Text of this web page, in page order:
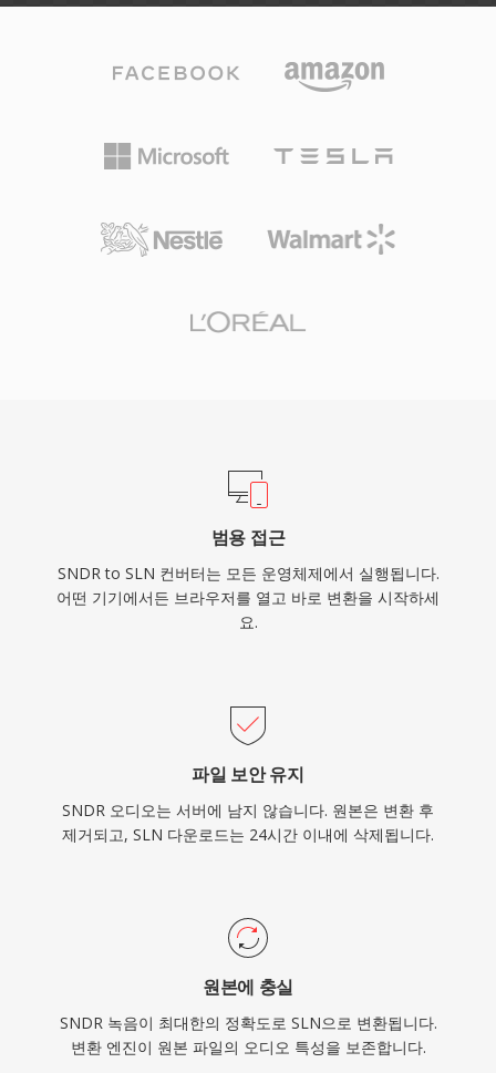
범용 접근
SNDR to SLN 컨버터는 모든 운영체제에서 실행됩니다.
어떤 기기에서든 브라우저를 열고 바로 변환을 시작하세
요.
파일 보안 유지
SNDR 오디오는 서버에 남지 않습니다. 원본은 변환 후
제거되고, SLN 다운로드는 24시간 이내에 삭제됩니다.
원본에 충실
SNDR 녹음이 최대한의 정확도로 SLN으로 변환됩니다.
변환 엔진이 원본 파일의 오디오 특성을 보존합니다.